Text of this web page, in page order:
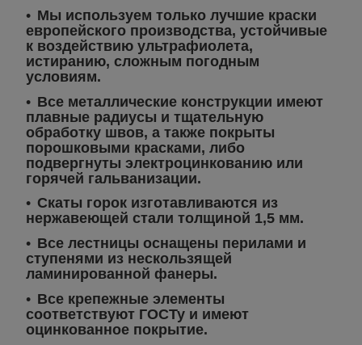
Мы используем только лучшие краски
европейского производства, устойчивые
к воздействию ультрафиолета,
истиранию, сложным погодным
условиям.
Все металлические конструкции имеют
плавные радиусы и тщательную
обработку швов, а также покрыты
порошковыми красками, либо
подвергнуты электроцинкованию или
горячей гальванизации.
Скаты горок изготавливаются из
нержавеющей стали толщиной 1,5 мм.
Все лестницы оснащены перилами и
ступенями из нескользящей
ламинированной фанеры.
Все крепежные элементы
соответствуют ГОСТу и имеют
оцинкованное покрытие.